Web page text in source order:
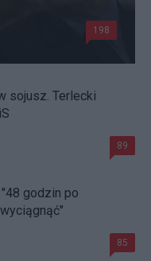
198
sojusz. Terlecki
89
godzin po
85